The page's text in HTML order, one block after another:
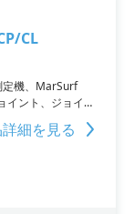
CL
定機、MarSurf
イント、ジョイン
活用されており、
さ、厚みなどの評
です。
細を見る